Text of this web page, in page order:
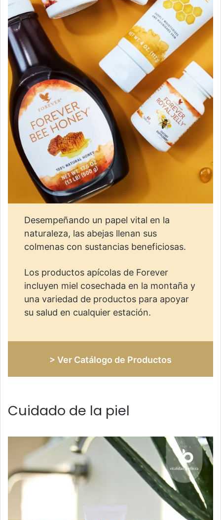
Desempeñando un papel vital en la
naturaleza, las abejas llenan sus
colmenas con sustancias beneficiosas.
Los productos apícolas de Forever
incluyen miel cosechada en la montaña y
una variedad de productos para apoyar
su salud en cualquier estación.
> Ver Catálogo de Productos
Cuidado de la piel